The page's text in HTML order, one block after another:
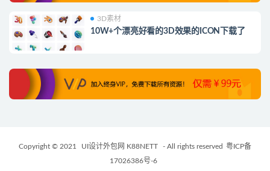
3D素材
10W+个漂亮好看的3D效果的ICON下载了
Copyright © 2021 UI设计外包网 K88NETT - All rights reserved 粤ICP备
17026386号-6